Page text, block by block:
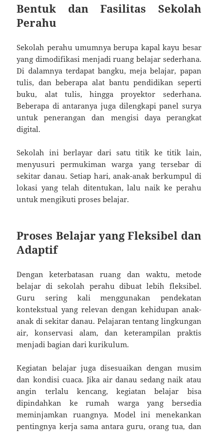
Bentuk dan Fasilitas Sekolah
Perahu
Sekolah perahu umumnya berupa kapal kayu besar
yang dimodifikasi menjadi ruang belajar sederhana.
Di dalamnya terdapat bangku, meja belajar, papan
tulis, dan beberapa alat bantu pendidikan seperti
buku, alat tulis, hingga proyektor sederhana.
Beberapa di antaranya juga dilengkapi panel surya
untuk penerangan dan mengisi daya perangkat
digital.
Sekolah ini berlayar dari satu titik ke titik lain,
menyusuri permukiman warga yang tersebar di
sekitar danau. Setiap hari, anak-anak berkumpul di
lokasi yang telah ditentukan, lalu naik ke perahu
untuk mengikuti proses belajar.
Proses Belajar yang Fleksibel dan
Adaptif
Dengan keterbatasan ruang dan waktu, metode
belajar di sekolah perahu dibuat lebih fleksibel.
Guru sering kali menggunakan pendekatan
kontekstual yang relevan dengan kehidupan anak-
anak di sekitar danau. Pelajaran tentang lingkungan
air, konservasi alam, dan keterampilan praktis
menjadi bagian dari kurikulum.
Kegiatan belajar juga disesuaikan dengan musim
dan kondisi cuaca. Jika air danau sedang naik atau
angin terlalu kencang, kegiatan belajar bisa
dipindahkan ke rumah warga yang bersedia
meminjamkan ruangnya. Model ini menekankan
pentingnya kerja sama antara guru, orang tua, dan